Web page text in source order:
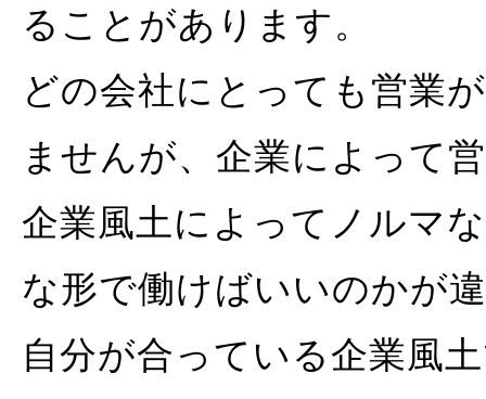
ることがあります。
どの会社にとっても営業
ませんが、企業によって
企業風土によってノルマ
な形で働けばいいのかが
自分が合っている企業風